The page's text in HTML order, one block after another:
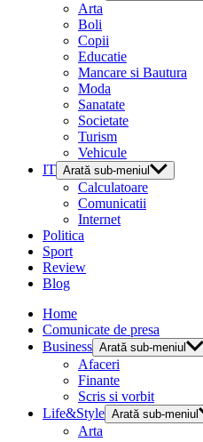
Arta
Boli
Copii
Educatie
Mancare si Bautura
Moda
Sanatate
Societate
Turism
Vehicule
IT Arată sub-meniul
Calculatoare
Comunicatii
Internet
Politica
Sport
Review
Blog
Home
Comunicate de presa
Business Arată sub-meniul
Afaceri
Finante
Scris si vorbit
Life&Style Arată sub-meniul
Arta